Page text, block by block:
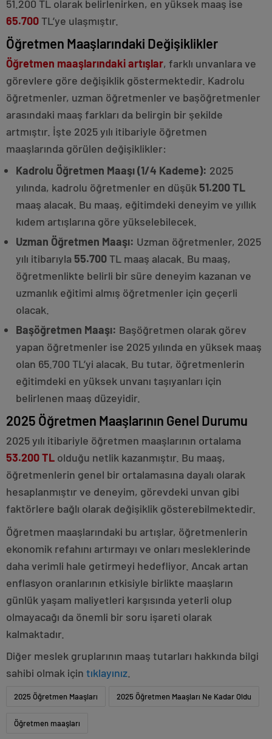
otele
gelen
escort
51.200 TL olarak belirlenirken, en yüksek maaş ise
65.700TL’ye ulaşmıştır.
Öğretmen Maaşlarındaki Değişiklikler
Öğretmen maaşlarındaki artışlar, farklı unvanlara ve
görevlere göre değişiklik göstermektedir. Kadrolu
öğretmenler, uzman öğretmenler ve başöğretmenler
arasındaki maaş farkları da belirgin bir şekilde
artmıştır. İşte 2025 yılı itibariyle öğretmen
maaşlarında görülen değişiklikler:
Kadrolu Öğretmen Maaşı (1/4 Kademe): 2025
yılında, kadrolu öğretmenler en düşük 51.200 TL
maaş alacak. Bu maaş, eğitimdeki deneyim ve yıllık
kıdem artışlarına göre yükselebilecek.
Uzman Öğretmen Maaşı: Uzman öğretmenler, 2025
yılı itibarıyla 55.700TL maaş alacak. Bu maaş,
öğretmenlikte belirli bir süre deneyim kazanan ve
uzmanlık eğitimi almış öğretmenler için geçerli
olacak.
Başöğretmen Maaşı: Başöğretmen olarak görev
yapan öğretmenler ise 2025 yılında en yüksek maaş
olan 65.700 TL’yi alacak. Bu tutar, öğretmenlerin
eğitimdeki en yüksek unvanı taşıyanları için
belirlenen maaş düzeyidir.
2025 Öğretmen Maaşlarının Genel Durumu
2025 yılı itibariyle öğretmen maaşlarının ortalama
53.200 TL olduğu netlik kazanmıştır. Bu maaş,
öğretmenlerin genel bir ortalamasına dayalı olarak
hesaplanmıştır ve deneyim, görevdeki unvan gibi
faktörlere bağlı olarak değişiklik gösterebilmektedir.
Öğretmen maaşlarındaki bu artışlar, öğretmenlerin
ekonomik refahını artırmayı ve onları mesleklerinde
daha verimli hale getirmeyi hedefliyor. Ancak artan
enflasyon oranlarının etkisiyle birlikte maaşların
günlük yaşam maliyetleri karşısında yeterli olup
olmayacağı da önemli bir soru işareti olarak
kalmaktadır.
Diğer meslek gruplarının maaş tutarları hakkında bilgi
sahibi olmak için tıklayınız
2025 Öğretmen Maaşları 2025 Öğretmen Maaşları Ne Kadar Oldu
Öğretmen maaşları